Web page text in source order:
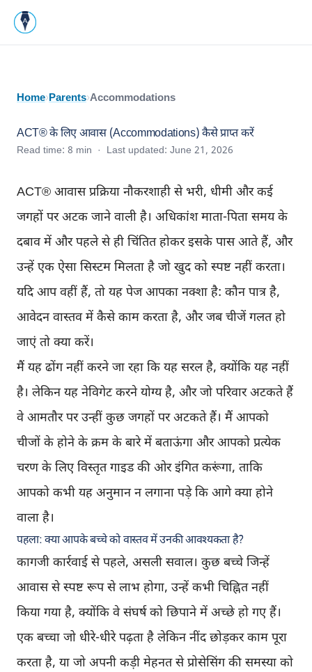
Home›Parents›Accommodations
ACT® के लिए आवास (Accommodations) कैसे प्राप्त करें
Read time: 8 min · Last updated: June 21, 2026
ACT® आवास प्रक्रिया नौकरशाही से भरी, धीमी और कई
जगहों पर अटक जाने वाली है। अधिकांश माता-पिता समय के
दबाव में और पहले से ही चिंतित होकर इसके पास आते हैं, और
उन्हें एक ऐसा सिस्टम मिलता है जो खुद को स्पष्ट नहीं करता।
यदि आप वहीं हैं, तो यह पेज आपका नक्शा है: कौन पात्र है,
आवेदन वास्तव में कैसे काम करता है, और जब चीजें गलत हो
जाएं तो क्या करें।
मैं यह ढोंग नहीं करने जा रहा कि यह सरल है, क्योंकि यह नहीं
है। लेकिन यह नेविगेट करने योग्य है, और जो परिवार अटकते हैं
वे आमतौर पर उन्हीं कुछ जगहों पर अटकते हैं। मैं आपको
चीजों के होने के क्रम के बारे में बताऊंगा और आपको प्रत्येक
चरण के लिए विस्तृत गाइड की ओर इंगित करूंगा, ताकि
आपको कभी यह अनुमान न लगाना पड़े कि आगे क्या होने
वाला है।
पहला: क्या आपके बच्चे को वास्तव में उनकी आवश्यकता है?
कागजी कार्रवाई से पहले, असली सवाल। कुछ बच्चे जिन्हें
आवास से स्पष्ट रूप से लाभ होगा, उन्हें कभी चिह्नित नहीं
किया गया है, क्योंकि वे संघर्ष को छिपाने में अच्छे हो गए हैं।
एक बच्चा जो धीरे-धीरे पढ़ता है लेकिन नींद छोड़कर काम पूरा
करता है, या जो अपनी कड़ी मेहनत से प्रोसेसिंग की समस्या को